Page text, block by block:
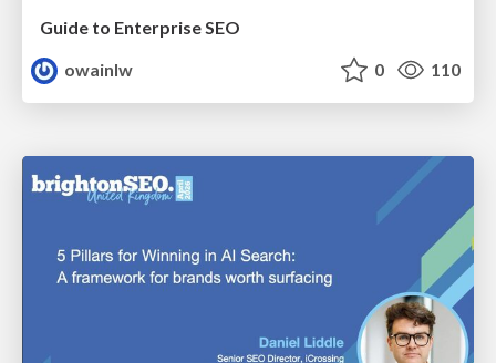
Guide to Enterprise SEO
owainlw
0 110